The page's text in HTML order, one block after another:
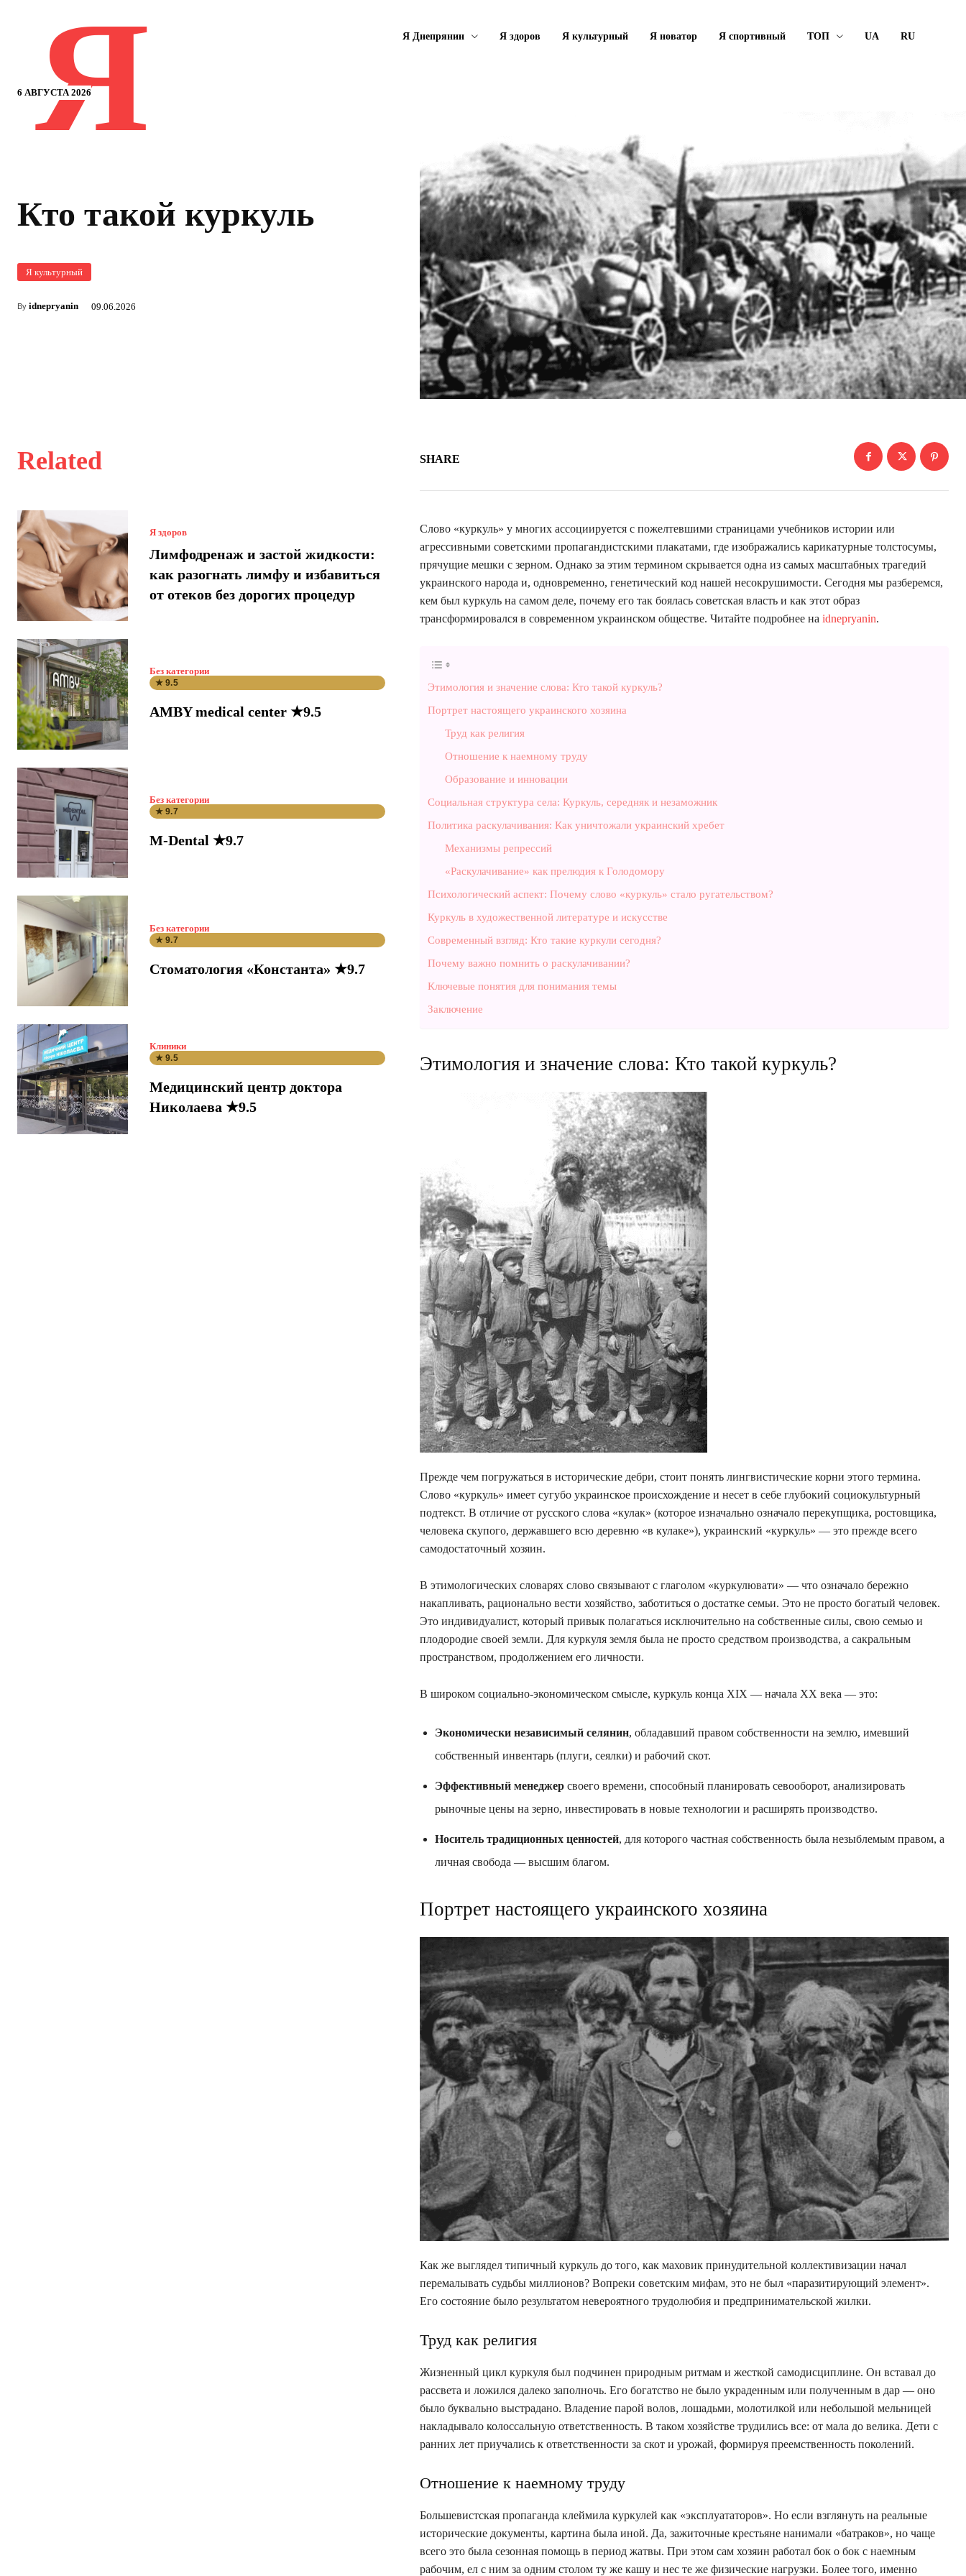
6 АВГУСТА 2026
Я Я Днепрянин Я здоров Я культурный Я новатор Я спортивный ТОП UA RU
Кто такой куркуль
Я культурный
By idnepryanin 09.06.2026
Related
Я здоров
Лимфодренаж и застой жидкости:
как разогнать лимфу и избавиться
от отеков без дорогих процедур
Без категории
★ 9.5
AMBY medical center ★9.5
Без категории
★ 9.7
M-Dental ★9.7
Без категории
★ 9.7
Стоматология «Константа» ★9.7
Клиники
★ 9.5
Медицинский центр доктора
Николаева ★9.5
SHARE
Слово «куркуль» у многих ассоциируется с пожелтевшими страницами учебников истории или
агрессивными советскими пропагандистскими плакатами, где изображались карикатурные толстосумы,
прячущие мешки с зерном. Однако за этим термином скрывается одна из самых масштабных трагедий
украинского народа и, одновременно, генетический код нашей несокрушимости. Сегодня мы разберемся,
кем был куркуль на самом деле, почему его так боялась советская власть и как этот образ
трансформировался в современном украинском обществе. Читайте подробнее на idnepryanin.
Этимология и значение слова: Кто такой куркуль?
Портрет настоящего украинского хозяина
Труд как религия
Отношение к наемному труду
Образование и инновации
Социальная структура села: Куркуль, середняк и незаможник
Политика раскулачивания: Как уничтожали украинский хребет
Механизмы репрессий
«Раскулачивание» как прелюдия к Голодомору
Психологический аспект: Почему слово «куркуль» стало ругательством?
Куркуль в художественной литературе и искусстве
Современный взгляд: Кто такие куркули сегодня?
Почему важно помнить о раскулачивании?
Ключевые понятия для понимания темы
Заключение
Этимология и значение слова: Кто такой куркуль?
Прежде чем погружаться в исторические дебри, стоит понять лингвистические корни этого термина.
Слово «куркуль» имеет сугубо украинское происхождение и несет в себе глубокий социокультурный
подтекст. В отличие от русского слова «кулак» (которое изначально означало перекупщика, ростовщика,
человека скупого, державшего всю деревню «в кулаке»), украинский «куркуль» — это прежде всего
самодостаточный хозяин.
В этимологических словарях слово связывают с глаголом «куркулювати» — что означало бережно
накапливать, рационально вести хозяйство, заботиться о достатке семьи. Это не просто богатый человек.
Это индивидуалист, который привык полагаться исключительно на собственные силы, свою семью и
плодородие своей земли. Для куркуля земля была не просто средством производства, а сакральным
пространством, продолжением его личности.
В широком социально-экономическом смысле, куркуль конца XIX — начала XX века — это:
Экономически независимый селянин, обладавший правом собственности на землю, имевший
собственный инвентарь (плуги, сеялки) и рабочий скот.
Эффективный менеджер своего времени, способный планировать севооборот, анализировать
рыночные цены на зерно, инвестировать в новые технологии и расширять производство.
Носитель традиционных ценностей, для которого частная собственность была незыблемым правом, а
личная свобода — высшим благом.
Портрет настоящего украинского хозяина
Как же выглядел типичный куркуль до того, как маховик принудительной коллективизации начал
перемалывать судьбы миллионов? Вопреки советским мифам, это не был «паразитирующий элемент».
Его состояние было результатом невероятного трудолюбия и предпринимательской жилки.
Труд как религия
Жизненный цикл куркуля был подчинен природным ритмам и жесткой самодисциплине. Он вставал до
рассвета и ложился далеко заполночь. Его богатство не было украденным или полученным в дар — оно
было буквально выстрадано. Владение парой волов, лошадьми, молотилкой или небольшой мельницей
накладывало колоссальную ответственность. В таком хозяйстве трудились все: от мала до велика. Дети с
ранних лет приучались к ответственности за скот и урожай, формируя преемственность поколений.
Отношение к наемному труду
Большевистская пропаганда клеймила куркулей как «эксплуататоров». Но если взглянуть на реальные
исторические документы, картина была иной. Да, зажиточные крестьяне нанимали «батраков», но чаще
всего это была сезонная помощь в период жатвы. При этом сам хозяин работал бок о бок с наемным
рабочим, ел с ним за одним столом ту же кашу и нес те же физические нагрузки. Более того, именно